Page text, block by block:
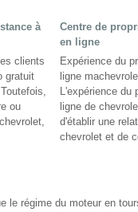
à
clients
gratuit
ou
Centre de
en ligne
Expérience du
ligne
L'expérience du
ligne de
d'établir une
chevrolet et de
le régime du moteur en